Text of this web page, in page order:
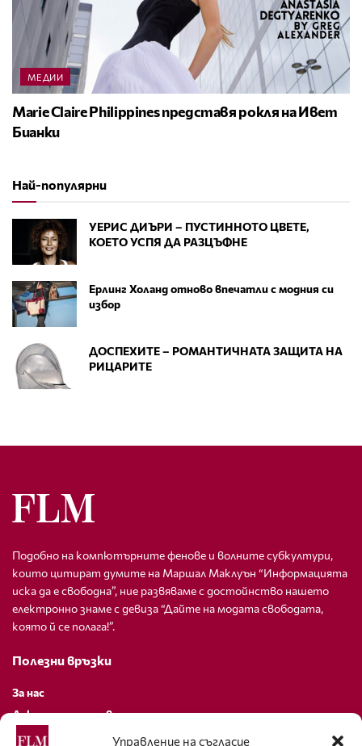
Управление на съгласие
МЕДИИ
Marie Claire Philippines представя рокля на Ивет
Бианки
Най-популярни
УЕРИС ДИЪРИ – ПУСТИННОТО ЦВЕТЕ,
КОЕТО УСПЯ ДА РАЗЦЪФНЕ
Ерлинг Холанд отново впечатли с модния си
избор
ДОСПЕХИТЕ – РОМАНТИЧНАТА ЗАЩИТА НА
РИЦАРИТЕ
Подобно на компютърните фенове и волните субкултури,
които цитират думите на Маршал Маклуън “Информацията
иска да е свободна”, ние развяваме с достойнство нашето
електронно знаме с девиза “Дайте на модата свободата,
която й се полага!”.
Полезни връзки
За нас
Декларация за поверителност
Политика за бисквитки